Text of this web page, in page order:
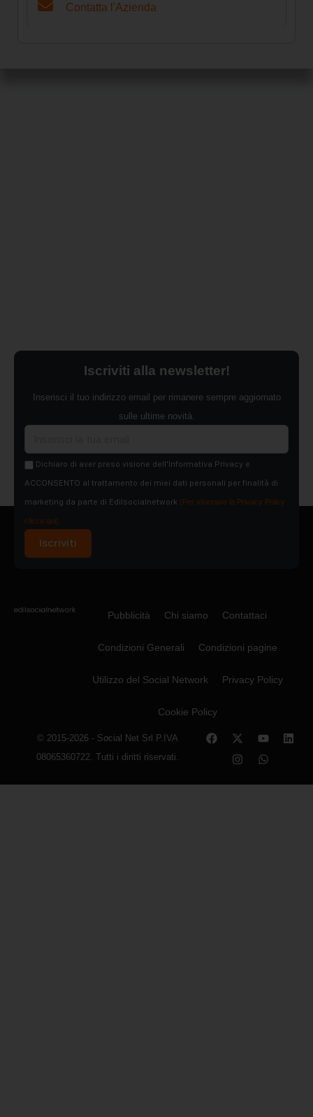
Contatta l'Azienda
Iscriviti alla newsletter!
Inserisci il tuo indirizzo email per rimanere sempre aggiornato
sulle ultime novità.
Dichiaro di aver preso visione dell'Informativa Privacy e
ACCONSENTO al trattamento dei miei dati personali per finalità di
marketing da parte di Edilsocialnetwork (Per visionare la Privacy Policy
clicca qui).
Iscriviti
Pubblicità Chi siamo Contattaci
Condizioni Generali Condizioni pagine
Utilizzo del Social Network Privacy Policy
Cookie Policy
© 2015-2026 - Social Net Srl P.IVA
08065360722. Tutti i diritti riservati.